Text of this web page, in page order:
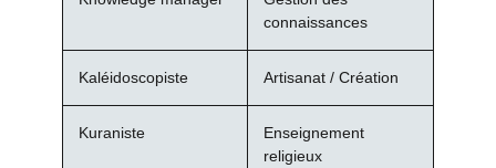
connaissances
Kaléidoscopiste Artisanat / Création
Kuraniste
Enseignement
religieux